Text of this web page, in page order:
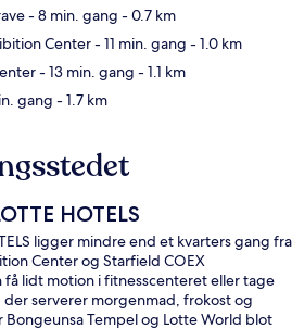
- 8 min. gang - 0.7 km
Center- 11 min. gang - 1.0 km
- 13 min. gang - 1.1 km
gang - 1.7 km
HOTELS
ligger mindre end et kvarters gang fra
Center og Starfield COEX
lidt motion i fitnesscenteret eller tage
der serverer morgenmad, frokost og
Tempel og Lotte World blot